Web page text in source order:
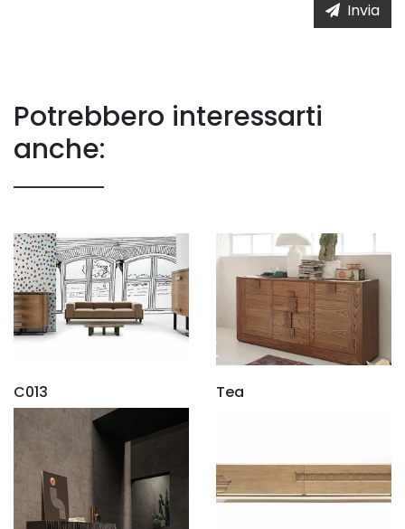
Invia
Potrebbero interessarti
anche:
C013 Tea